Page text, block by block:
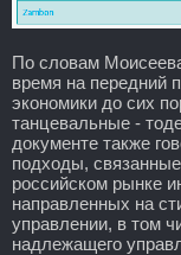
По словам
время на передний
экономики до сих
танцевальные -
документе также
подходы,
российском рынке
направленных на
управлении, в том
надлежащего